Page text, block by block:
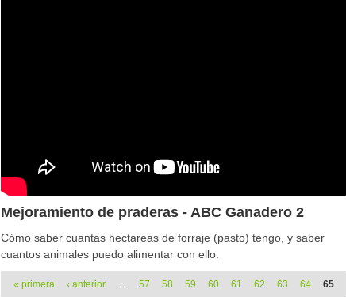
Mejoramiento de praderas - ABC Ganadero 2
Cómo saber cuantas hectareas de forraje (pasto) tengo, y saber
cuantos animales puedo alimentar con ello.
Páginas
« primera ‹ anterior … 57 58 59 60 61 62 63 64 65